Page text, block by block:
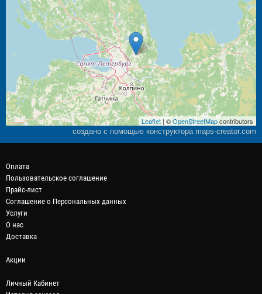
Leaflet| ©OpenStreetMapcontributors
создано с помощью конструктора maps-creator.com
Оплата
Пользовательское соглашение
Прайс-лист
Соглашение о Персональных данных
Услуги
О нас
Доставка
Акции
Личный Кабинет